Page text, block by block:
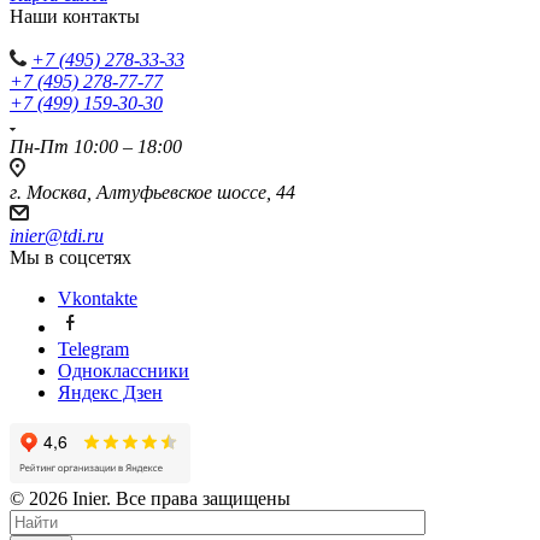
Наши контакты
+7 (495) 278-33-33
+7 (495) 278-77-77
+7 (499) 159-30-30
Пн-Пт 10:00 – 18:00
г. Москва, Алтуфьевское шоссе, 44
inier@tdi.ru
Мы в соцсетях
Vkontakte
Telegram
Одноклассники
Яндекс Дзен
© 2026 Inier. Все права защищены